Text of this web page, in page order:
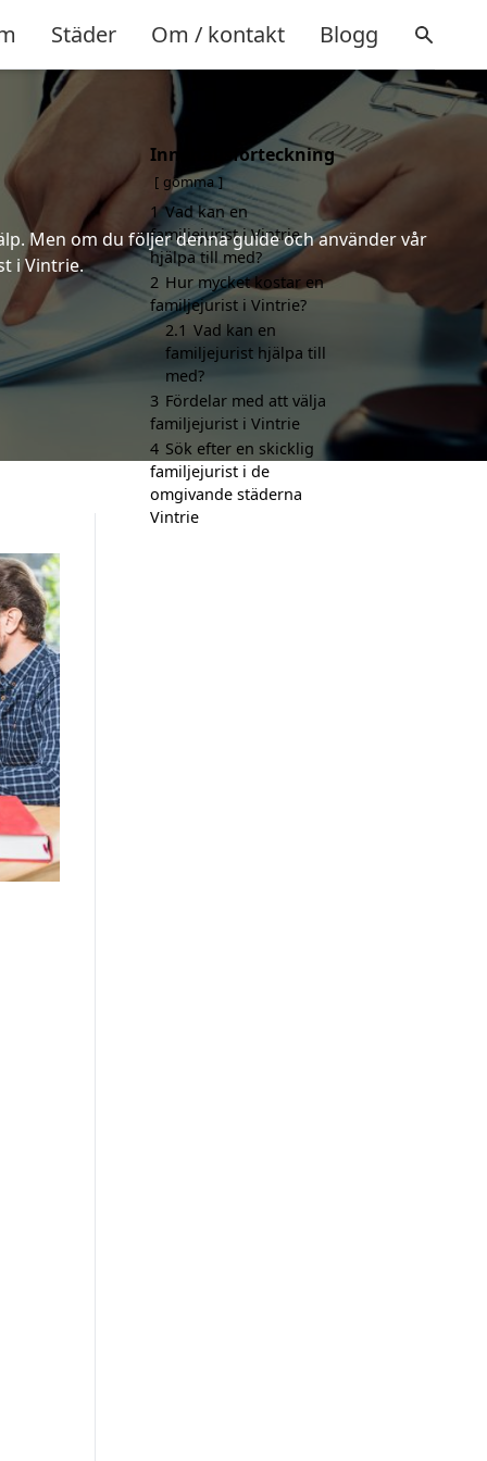
Städer Om / kontakt Blogg
Men om du följer denna guide och använder vår
i Vintrie.
Innehållsförteckning
gömma
1 Vad kan en
familjejurist i Vintrie
hjälpa till med?
2 Hur mycket kostar en
familjejurist i Vintrie?
2.1 Vad kan en
familjejurist hjälpa till
med?
3 Fördelar med att välja
familjejurist i Vintrie
4 Sök efter en skicklig
familjejurist i de
omgivande städerna
Vintrie